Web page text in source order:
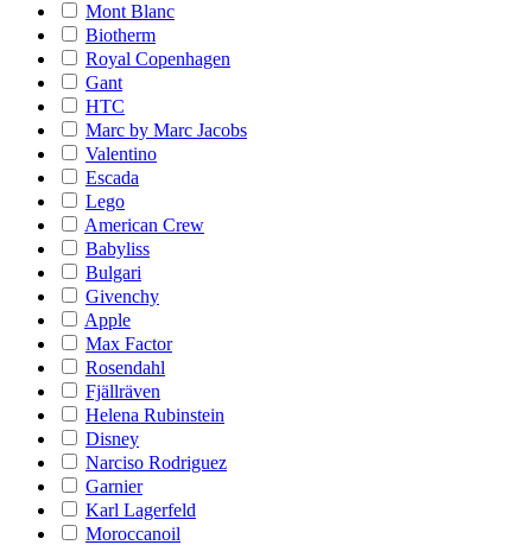
Mont Blanc
Biotherm
Royal Copenhagen
Gant
HTC
Marc by Marc Jacobs
Valentino
Escada
Lego
American Crew
Babyliss
Bulgari
Givenchy
Apple
Max Factor
Rosendahl
Fjällräven
Helena Rubinstein
Disney
Narciso Rodriguez
Garnier
Karl Lagerfeld
Moroccanoil